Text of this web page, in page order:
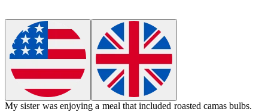
My sister was enjoying a meal that included roasted camas bulbs.